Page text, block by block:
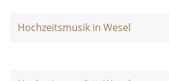
Hochzeitsmusik in Wesel